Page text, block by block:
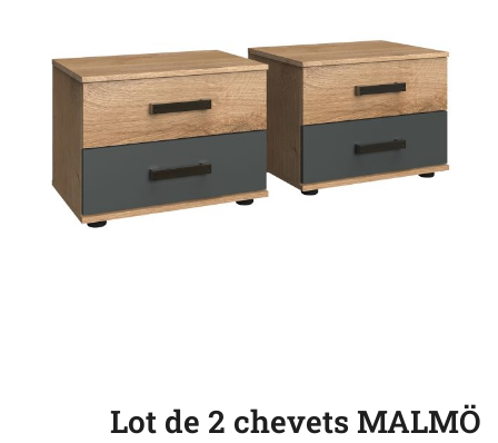
Lot de 2 chevets MALMÖ